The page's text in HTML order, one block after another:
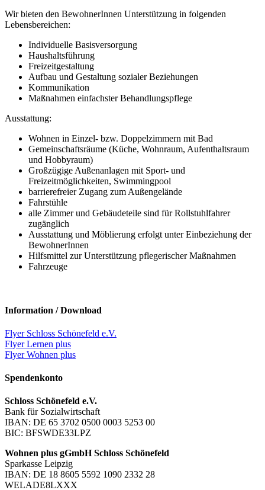
Wir bieten den BewohnerInnen Unterstützung in folgenden
Lebensbereichen:
Individuelle Basisversorgung
Haushaltsführung
Freizeitgestaltung
Aufbau und Gestaltung sozialer Beziehungen
Kommunikation
Maßnahmen einfachster Behandlungspflege
Ausstattung:
Wohnen in Einzel- bzw. Doppelzimmern mit Bad
Gemeinschaftsräume (Küche, Wohnraum, Aufenthaltsraum
und Hobbyraum)
Großzügige Außenanlagen mit Sport- und
Freizeitmöglichkeiten, Swimmingpool
barrierefreier Zugang zum Außengelände
Fahrstühle
alle Zimmer und Gebäudeteile sind für Rollstuhlfahrer
zugänglich
Ausstattung und Möblierung erfolgt unter Einbeziehung der
BewohnerInnen
Hilfsmittel zur Unterstützung pflegerischer Maßnahmen
Fahrzeuge
Information / Download
Flyer Schloss Schönefeld e.V.
Flyer Lernen plus
Flyer Wohnen plus
Spendenkonto
Schloss Schönefeld e.V.
Bank für Sozialwirtschaft
IBAN: DE 65 3702 0500 0003 5253 00
BIC: BFSWDE33LPZ
Wohnen plus gGmbH Schloss Schönefeld
Sparkasse Leipzig
IBAN: DE 18 8605 5592 1090 2332 28
WELADE8LXXX